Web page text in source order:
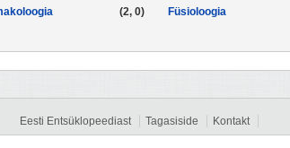
(2, 0) Füsioloogia
Eesti Entsüklopeediast Tagasiside Kontakt